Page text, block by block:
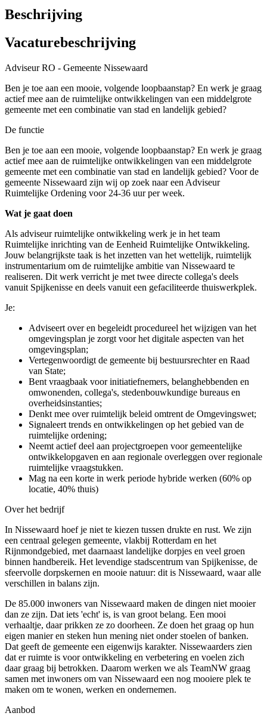
Beschrijving
Vacaturebeschrijving
Adviseur RO - Gemeente Nissewaard
Ben je toe aan een mooie, volgende loopbaanstap? En werk je graag
actief mee aan de ruimtelijke ontwikkelingen van een middelgrote
gemeente met een combinatie van stad en landelijk gebied?
De functie
Ben je toe aan een mooie, volgende loopbaanstap? En werk je graag
actief mee aan de ruimtelijke ontwikkelingen van een middelgrote
gemeente met een combinatie van stad en landelijk gebied? Voor de
gemeente Nissewaard zijn wij op zoek naar een Adviseur
Ruimtelijke Ordening voor 24-36 uur per week.
Wat je gaat doen
Als adviseur ruimtelijke ontwikkeling werk je in het team
Ruimtelijke inrichting van de Eenheid Ruimtelijke Ontwikkeling.
Jouw belangrijkste taak is het inzetten van het wettelijk, ruimtelijk
instrumentarium om de ruimtelijke ambitie van Nissewaard te
realiseren. Dit werk verricht je met twee directe collega's deels
vanuit Spijkenisse en deels vanuit een gefaciliteerde thuiswerkplek.
Je:
Adviseert over en begeleidt procedureel het wijzigen van het
omgevingsplan je zorgt voor het digitale aspecten van het
omgevingsplan;
Vertegenwoordigt de gemeente bij bestuursrechter en Raad
van State;
Bent vraagbaak voor initiatiefnemers, belanghebbenden en
omwonenden, collega's, stedenbouwkundige bureaus en
overheidsinstanties;
Denkt mee over ruimtelijk beleid omtrent de Omgevingswet;
Signaleert trends en ontwikkelingen op het gebied van de
ruimtelijke ordening;
Neemt actief deel aan projectgroepen voor gemeentelijke
ontwikkelopgaven en aan regionale overleggen over regionale
ruimtelijke vraagstukken.
Mag na een korte in werk periode hybride werken (60% op
locatie, 40% thuis)
Over het bedrijf
In Nissewaard hoef je niet te kiezen tussen drukte en rust. We zijn
een centraal gelegen gemeente, vlakbij Rotterdam en het
Rijnmondgebied, met daarnaast landelijke dorpjes en veel groen
binnen handbereik. Het levendige stadscentrum van Spijkenisse, de
sfeervolle dorpskernen en mooie natuur: dit is Nissewaard, waar alle
verschillen in balans zijn.
De 85.000 inwoners van Nissewaard maken de dingen niet mooier
dan ze zijn. Dat iets 'echt' is, is van groot belang. Een mooi
verhaaltje, daar prikken ze zo doorheen. Ze doen het graag op hun
eigen manier en steken hun mening niet onder stoelen of banken.
Dat geeft de gemeente een eigenwijs karakter. Nissewaarders zien
dat er ruimte is voor ontwikkeling en verbetering en voelen zich
daar graag bij betrokken. Daarom werken we als TeamNW graag
samen met inwoners om van Nissewaard een nog mooiere plek te
maken om te wonen, werken en ondernemen.
Aanbod